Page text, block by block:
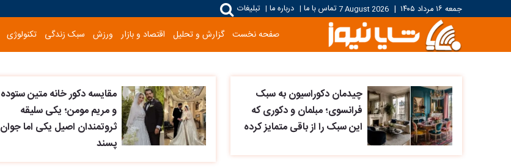
جمعه ۱۶ مرداد ۱۴۰۵ |
7 August 2026تماس با ما | درباره ما | تبلیغات
صفحه نخست گزارش و تحلیل اقتصاد و بازار ورزش سبک زندگی تکنولوژی
چیدمان دکوراسیون به سبک
فرانسوی؛ مبلمان و دکوری که
این سبک را از باقی متمایز کرده
مقایسه دکور خانه متین ستوده
و مریم مومن؛ یکی سلیقه
ثروتمندان اصیل یکی اما جوان
پسند